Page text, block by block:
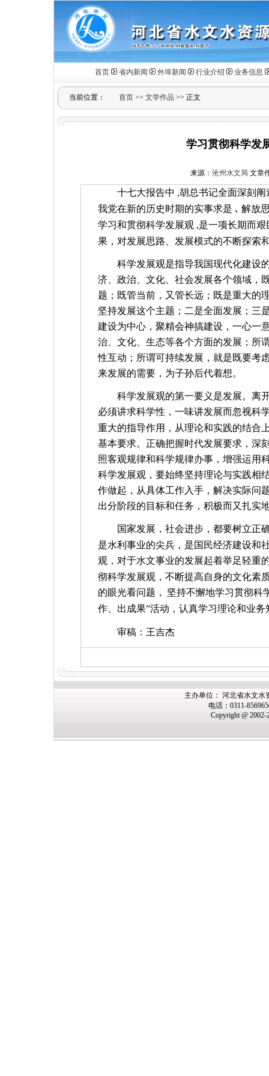
首页 省内新闻 外埠新闻 行业介绍 业务信息
当前位置： 首页 >> 文学作品 >> 正文
学习贯彻科学发
来源： 沧州水文局 文章
十七大报告中 ,胡总书记全面深刻
我党在新的历史时期的实事求是 ､ 解放
学习和贯彻科学发展观 ,是一项长期而
果，对发展思路、发展模式的不断探索
科学发展观是指导我国现代化建设
济、政治、文化、社会发展各个领域，
题；既管当前，又管长远；既是重大的
坚持发展这个主题；二是全面发展；三
建设为中心，聚精会神搞建设，一心一
治、文化、生态等各个方面的发展；所
性互动；所谓可持续发展，就是既要考
来发展的需要，为子孙后代着想。
科学发展观的第一要义是发展。离
必须讲求科学性，一味讲发展而忽视科
重大的指导作用，从理论和实践的结合
基本要求。正确把握时代发展要求，深
照客观规律和科学规律办事，增强运用
科学发展观，要始终坚持理论与实践相
作做起，从具体工作入手，解决实际问
出分阶段的目标和任务，积极而又扎实
国家发展，社会进步，都要树立正
是水利事业的尖兵，是国民经济建设和
观，对于水文事业的发展起着举足轻重
彻科学发展观，不断提高自身的文化素
的眼光看问题，
坚持不懈地学习贯彻科
作、出成果”活动，认真学习理论和业务
审稿：王吉杰
主办单位： 河北省水文水
电话：0311-
Copyright @ 2002-